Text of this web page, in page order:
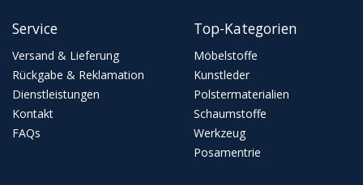
Service
Versand & Lieferung
Rückgabe & Reklamation
Dienstleistungen
Kontakt
FAQs
Top-Kategorien
Möbelstoffe
Kunstleder
Polstermaterialien
Schaumstoffe
Werkzeug
Posamentrie